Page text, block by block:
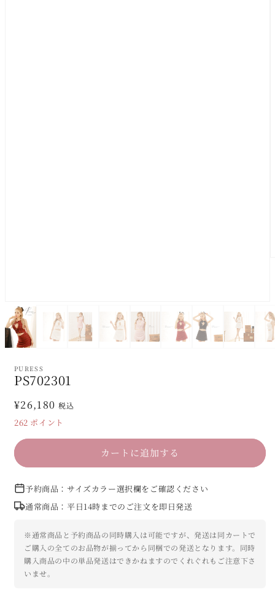
PURESS
PS702301
通
常
格
¥26,180税込
262 ポイント
カートに追加する
予約商品：サイズカラー選択欄をご確認ください
通常商品：平日14時までのご注文を即日発送
※通常商品と予約商品の同時購入は可能ですが、発送は同カートで
ご購入の全てのお品物が揃ってから同梱での発送となります。同時
購入商品の中の単品発送はできかねますのでくれぐれもご注意下さ
いませ。